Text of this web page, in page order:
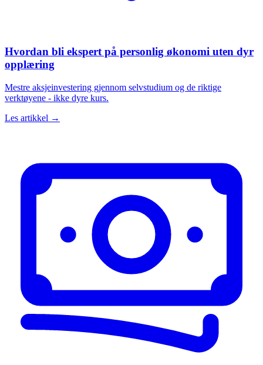
Hvordan bli ekspert på personlig økonomi uten dyr
opplæring
Mestre aksjeinvestering gjennom selvstudium og de riktige
verktøyene - ikke dyre kurs.
Les artikkel →